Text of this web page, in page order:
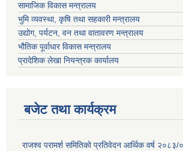
सामाजिक विकास मन्त्रालय
भुमि व्यवस्था, कृषि तथा सहकारी मन्त्रालय
उद्योग, पर्यटन, वन तथा वातावरण मन्त्रालय
भौतिक पूर्वाधार विकास मन्त्रालय
प्रादेशिक लेखा नियन्त्रक कार्यालय
बजेट तथा कार्यक्रम
राजश्व परामर्श समितिको प्रतिवेदन आर्थिक वर्ष २०८३/